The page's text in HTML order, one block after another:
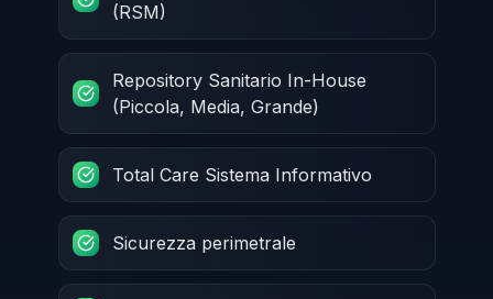
(RSM)
Repository Sanitario In-House
(Piccola, Media, Grande)
Total Care Sistema Informativo
Sicurezza perimetrale